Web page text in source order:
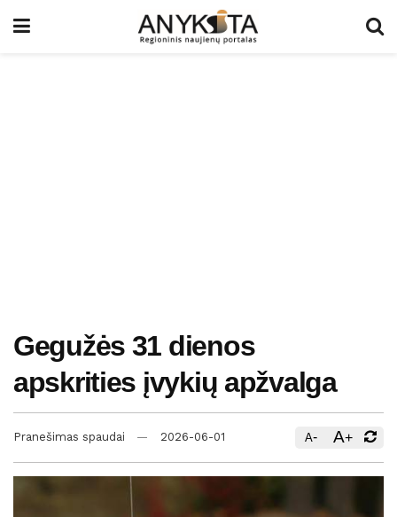
Gegužės 31 dienos
apskrities įvykių apžvalga
Pranešimas spaudai 2026-06-01 A- A+